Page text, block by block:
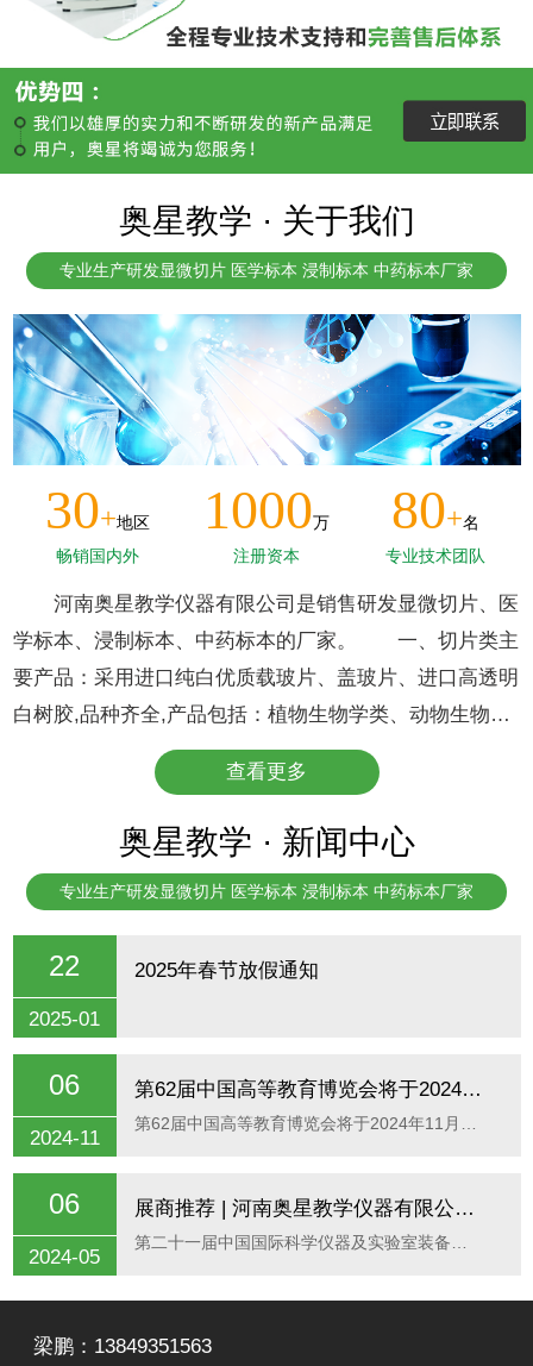
奥星教学 · 关于我们
专业生产研发显微切片 医学标本 浸制标本 中药标本厂家
30+地区
畅销国内外
1000万
注册资本
80+名
专业技术团队
河南奥星教学仪器有限公司是销售研发显微切片、医
学标本、浸制标本、中药标本的厂家。 一、切片类主
要产品：采用进口纯白优质载玻片、盖玻片、进口高透明
白树胶,品种齐全,产品包括：植物生物学类、动物生物学
类、人体寄生虫学、微生物学类、组织胚胎学类、人体病
理组织学类、口腔组织学及病理学、细胞生物学与遗传学
类、中药鉴定学类九个大类两千多个品种。主要面向于医
学、农林、畜牧、师范等高等院校、科研机构提供合
格......
查看更多
奥星教学 · 新闻中心
专业生产研发显微切片 医学标本 浸制标本 中药标本厂家
22
2025-01
2025年春节放假通知
06
2024-11
第62届中国高等教育博览会将于2024年11月15日在重庆国际博览中心召开
06
2024-05
展商推荐 | 河南奥星教学仪器有限公司诚邀您相约5月CISILE2024
第二十一届中国国际科学仪器及实验室装备展览会CISILE 20242024年5月29-31日北京·中国国际展览中心(顺义馆)河南奥星教学仪器有限公司CISILE2024科仪展诚邀您免费参加CISILE2024科仪展展位号：W1160--公司简介--河南奥星仪器有限公司主要经营的产品包括：一、生物显微玻片产品采用优质载玻片、盖玻片、进口高透明树胶,品种齐全,包括：植物生物学类、动物生物学类、人体寄生虫学、微生物学类、组织胚胎学类、人体病理组织学类、口腔组织学及病理学、细胞生物学与遗传学类、中药鉴定学类九个大类两千多个品种。主要向医学、农林、畜牧、师范等高等院校、科研机构提供一流的显微生物玻片。并出口东南亚地区、南美、东欧、西欧等国家。二、医学标本病理大体标本、解剖大体标本、塑化标本、铸型标本、骨骼标本、剥制标本、腊叶标本、中药标本、浸制标本。三、教学模型骨骼系列、 躯干系列、 解剖系列、技能训练系列、针灸系列、植物系列。四、标本馆建设接中药学、动物学、植物学和生物学标本馆设计、装修、建设为一体的服务。我公司凭借优质的产品、一流的服务、超低的价格赢得广大客户的信任与青睐，使我们的产品遍布国内海外!我公司始终秉持“质量、创新、诚信”的企业理念，以沟通为桥梁，以满足顾客需求为宗旨，承蒙广大新老客户的支持，“奥星人”将会更加努力进取，以更优质、更高效的服务回馈广大客户!--展品推荐--腊叶标本腊叶标本选用新鲜药用植物压制吸水，保持药用植物的原有茎、叶、花、果实的原型形态和红、黄、绿、紫、粉、橙等多种颜色的色泽，经严格消毒、无虫蛀、无霉变，永久保色。
梁鹏：13849351563